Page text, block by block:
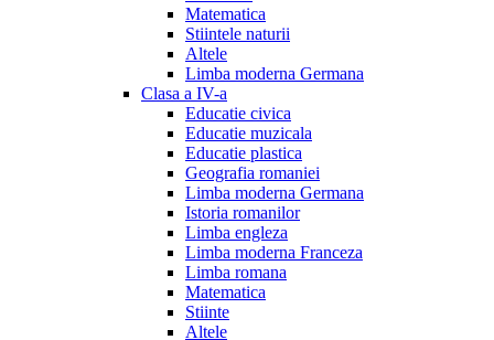
Matematica
Stiintele naturii
Altele
Limba moderna Germana
Clasa a IV-a
Educatie civica
Educatie muzicala
Educatie plastica
Geografia romaniei
Limba moderna Germana
Istoria romanilor
Limba engleza
Limba moderna Franceza
Limba romana
Matematica
Stiinte
Altele